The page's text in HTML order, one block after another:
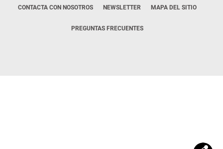
CONTACTA CON NOSOTROS NEWSLETTER MAPA DEL SITIO
PREGUNTAS FRECUENTES